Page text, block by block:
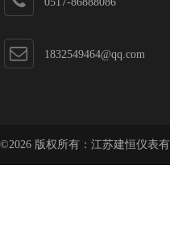
1832549464@qq.com
©2026 版权所有：江苏建恒仪表